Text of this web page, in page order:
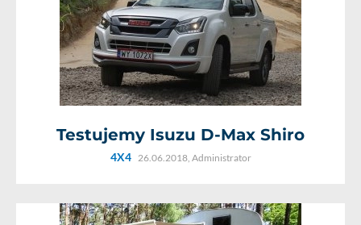
Testujemy Isuzu D-Max Shiro
4X4 26.06.2018, Administrator